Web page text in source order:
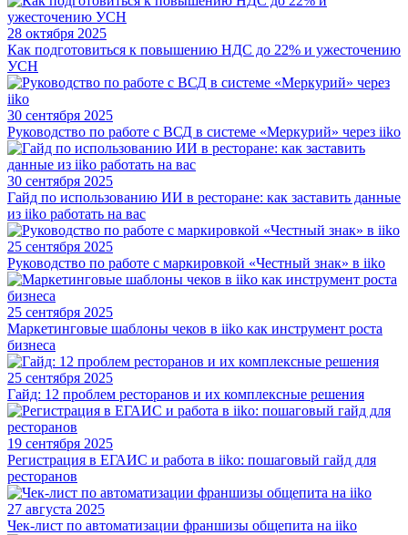
28 октября 2025
Как подготовиться к повышению НДС до 22% и ужесточению
УСН
30 сентября 2025
Руководство по работе с ВСД в системе «Меркурий» через iiko
30 сентября 2025
Гайд по использованию ИИ в ресторане: как заставить данные
из iiko работать на вас
25 сентября 2025
Руководство по работе с маркировкой «Честный знак» в iiko
25 сентября 2025
Маркетинговые шаблоны чеков в iiko как инструмент роста
бизнеса
25 сентября 2025
Гайд: 12 проблем ресторанов и их комплексные решения
19 сентября 2025
Регистрация в ЕГАИС и работа в iiko: пошаговый гайд для
ресторанов
27 августа 2025
Чек-лист по автоматизации франшизы общепита на iiko